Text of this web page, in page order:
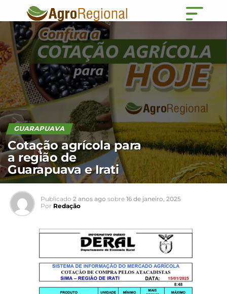
GUARAPUAVA
Cotação agrícola para
a região de
Guarapuava e Irati
Publicado 2 anos ago sobre 16 de janeiro, 2025
Por Redação